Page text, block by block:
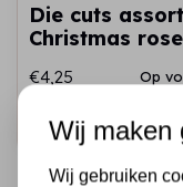
Die cuts
Christmas rose
€4,25 Op
Snel toevoegen
Wij maken
Wij gebruiken